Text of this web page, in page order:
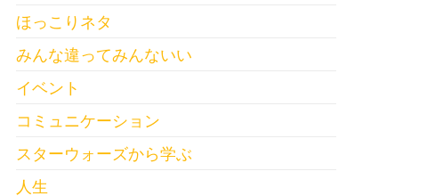
ほっこりネタ
みんな違ってみんないい
イベント
コミュニケーション
スターウォーズから学ぶ
人生